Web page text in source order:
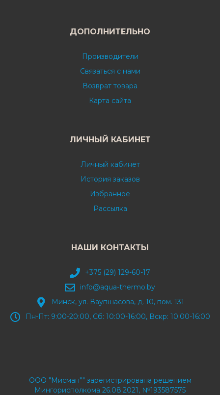
ДОПОЛНИТЕЛЬНО
Производители
Связаться с нами
Возврат товара
Карта сайта
ЛИЧНЫЙ КАБИНЕТ
Личный кабинет
История заказов
Избранное
Рассылка
НАШИ КОНТАКТЫ
+375 (29) 129-60-17
info@aqua-thermo.by
Минск, ул. Ваупшасова, д. 10, пом. 131
Пн-Пт: 9:00-20:00, Сб: 10:00-16:00, Вскр: 10:00-16:00
ООО "Мисман"" зарегистрирована решением
Мингорисполкома 26.08.2021, №193587575